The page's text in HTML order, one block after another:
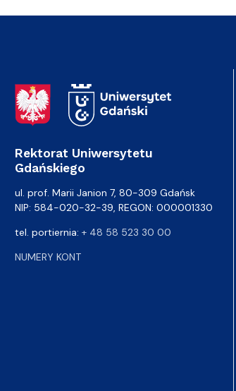
Adres Rektoratu
Rektorat Uniwersytetu
Gdańskiego
ul. prof. Marii Janion 7, 80-309 Gdańsk
NIP: 584-020-32-39, REGON: 000001330
tel. portiernia: + 48 58 523 30 00
NUMERY KONT